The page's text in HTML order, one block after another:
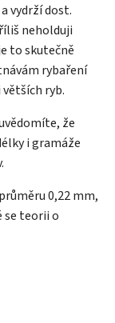
vydrží dost.
neholduji
to skutečně
rybaření
ryb.
že
i gramáže
0,22 mm,
se teorii o